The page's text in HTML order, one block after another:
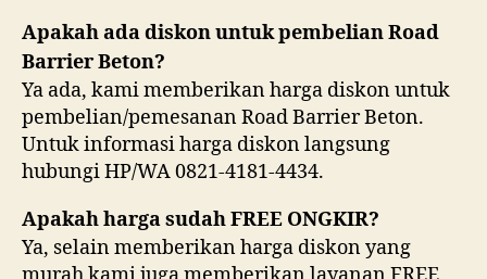
Apakah ada diskon untuk pembelian Road
Barrier Beton?
Ya ada, kami memberikan harga diskon untuk
pembelian/pemesanan Road Barrier Beton.
Untuk informasi harga diskon langsung
hubungi HP/WA 0821-4181-4434.
Apakah harga sudah FREE ONGKIR?
Ya, selain memberikan harga diskon yang